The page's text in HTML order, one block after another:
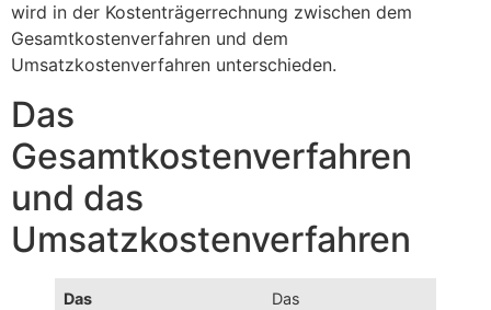
wird in der Kostenträgerrechnung zwischen dem
Gesamtkostenverfahren und dem
Umsatzkostenverfahren unterschieden.
Das
Gesamtkostenverfahren
und das
Umsatzkostenverfahren
Das
Das